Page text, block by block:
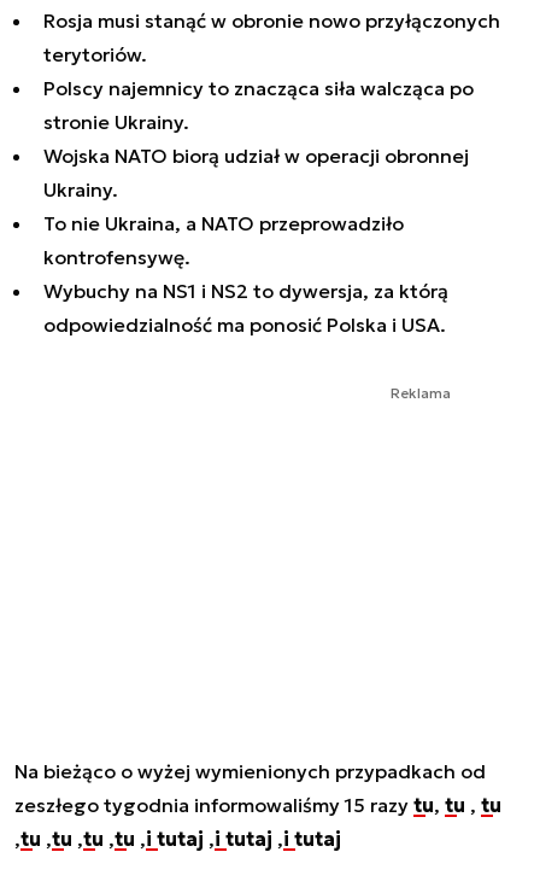
Rosja musi stanąć w obronie nowo przyłączonych
terytoriów.
Polscy najemnicy to znacząca siła walcząca po
stronie Ukrainy.
Wojska NATO biorą udział w operacji obronnej
Ukrainy.
To nie Ukraina, a NATO przeprowadziło
kontrofensywę.
Wybuchy na NS1 i NS2 to dywersja, za którą
odpowiedzialność ma ponosić Polska i USA.
Reklama
Na bieżąco o wyżej wymienionych przypadkach od
zeszłego tygodnia informowaliśmy 15 razy tu, tu , tu
,tu ,tu ,tu ,tu ,i tutaj ,i tutaj ,i tutaj